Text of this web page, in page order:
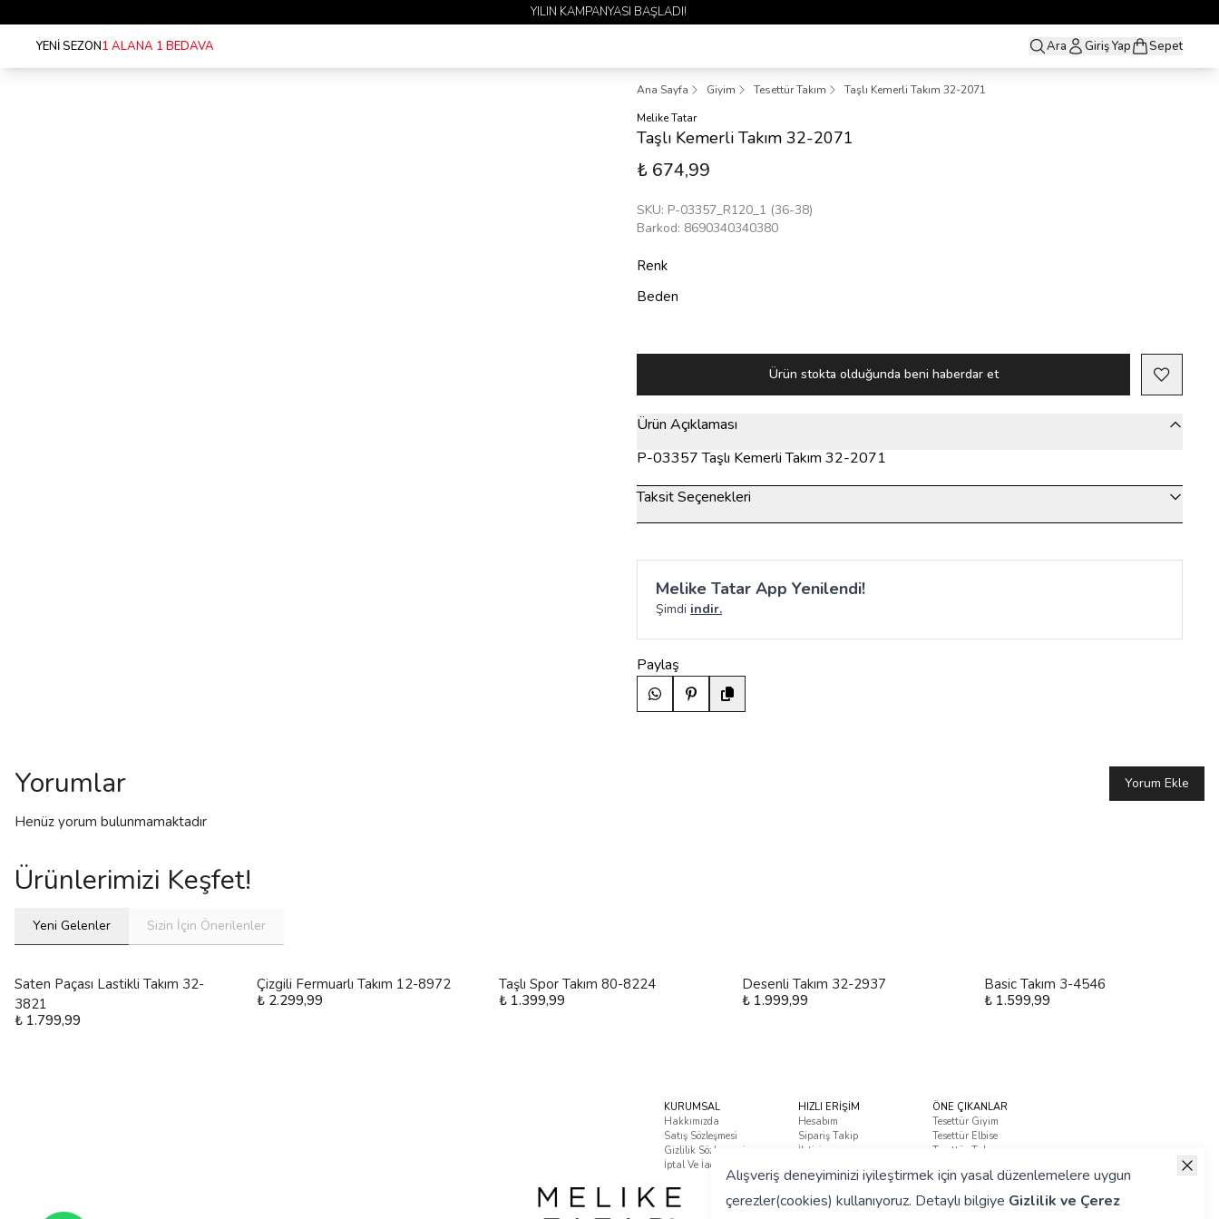
Alışveriş deneyiminizi iyileştirmek için yasal düzenlemelere uygun
çerezler(cookies) kullanıyoruz. Detaylı bilgiye Gizlilik ve Çerez
1 ALANA 1 BEDAVA YAYINDA 🎉
YENİ SEZON1 ALANA 1 BEDAVA Ara Giriş Yap Sepet
Ana Sayfa Giyim Tesettür Takım
Taşlı Kemerli Takım 32-2071
Melike Tatar
Taşlı Kemerli Takım 32-2071
₺ 674,99
SKU: P-03357_R120_1 (36-38)
Barkod: 8690340340380
Renk
Beden
Ürün stokta olduğunda beni haberdar et
Ürün Açıklaması
P-03357 Taşlı Kemerli Takım 32-2071
Taksit Seçenekleri
Melike Tatar App Yenilendi!
Şimdi indir.
Paylaş
Yorumlar Yorum Ekle
Henüz yorum bulunmamaktadır
Ürünlerimizi Keşfet!
Yeni Gelenler Sizin İçin Önerilenler
Saten Paçası Lastikli Takım 32-
3821
₺ 1.799,99
Çizgili Fermuarlı Takım 12-8972
₺ 2.299,99
Taşlı Spor Takım 80-8224
₺ 1.399,99
Desenli Takım 32-2937
₺ 1.999,99
Basic Takım 3-4546
₺ 1.599,99
KURUMSAL
Hakkımızda
Satış Sözleşmesi
Gizlilik Sözleşmesi
İptal Ve İade Koşulları
HIZLI ERİŞİM
Hesabım
Sipariş Takip
İletişim
ÖNE ÇIKANLAR
Tesettür Giyim
Tesettür Elbise
Tesettür Takım